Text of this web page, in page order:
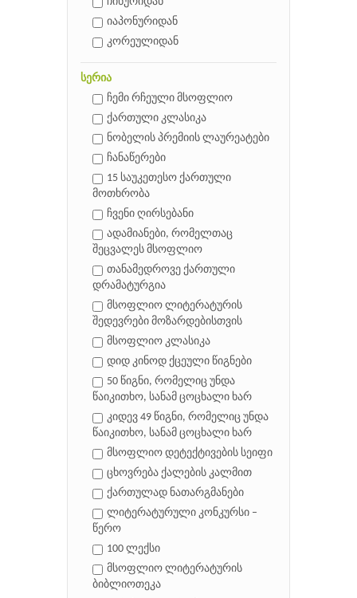
იაპონურიდან
კორეულიდან
სერია
ჩემი რჩეული მსოფლიო
ქართული კლასიკა
ნობელის პრემიის ლაურეატები
ჩანაწერები
15 საუკეთესო ქართული
მოთხრობა
ჩვენი ღირსებანი
ადამიანები, რომელთაც
შეცვალეს მსოფლიო
თანამედროვე ქართული
დრამატურგია
მსოფლიო ლიტერატურის
შედევრები მოზარდებისთვის
მსოფლიო კლასიკა
დიდ კინოდ ქცეული წიგნები
50 წიგნი, რომელიც უნდა
წაიკითხო, სანამ ცოცხალი ხარ
კიდევ 49 წიგნი, რომელიც უნდა
წაიკითხო, სანამ ცოცხალი ხარ
მსოფლიო დეტექტივების სეიფი
ცხოვრება ქალების კალმით
ქართულად ნათარგმანები
ლიტერატურული კონკურსი –
წერო
100 ლექსი
მსოფლიო ლიტერატურის
ბიბლიოთეკა